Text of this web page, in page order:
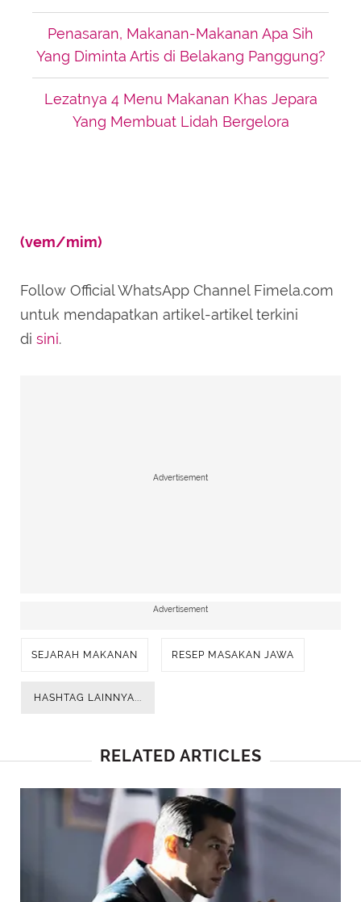
Penasaran, Makanan-Makanan Apa Sih
Yang Diminta Artis di Belakang Panggung?
Lezatnya 4 Menu Makanan Khas Jepara
Yang Membuat Lidah Bergelora
(vem/mim)
Follow Official WhatsApp Channel Fimela.com
untuk mendapatkan artikel-artikel terkini
di sini.
Advertisement
Advertisement
SEJARAH MAKANAN RESEP MASAKAN JAWA
HASHTAG LAINNYA...
RELATED ARTICLES